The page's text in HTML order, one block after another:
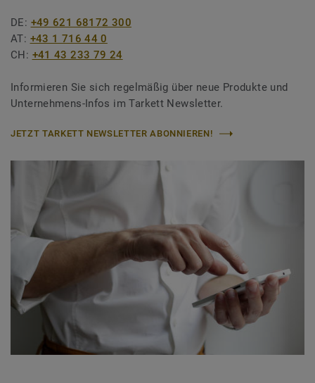
DE: +49 621 68172 300
AT: +43 1 716 44 0
CH: +41 43 233 79 24
Informieren Sie sich regelmäßig über neue Produkte und
Unternehmens-Infos im Tarkett Newsletter.
JETZT TARKETT NEWSLETTER ABONNIEREN!